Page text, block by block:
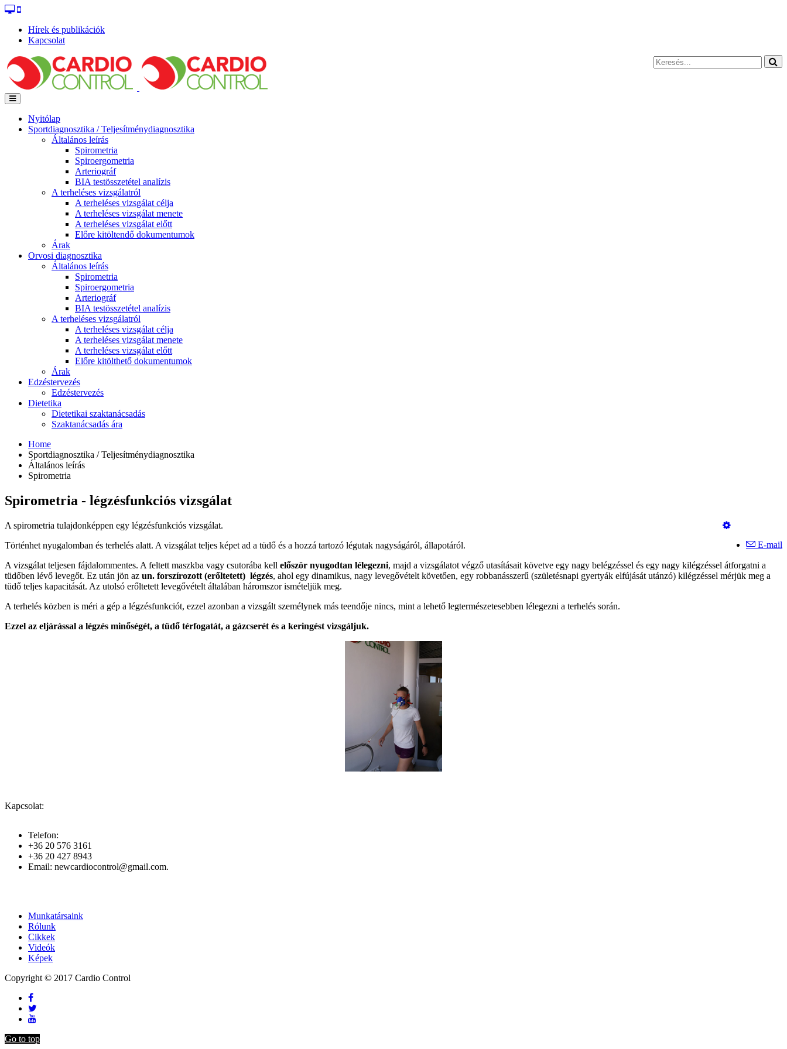
Hírek és publikációk
Kapcsolat
Nyitólap
Sportdiagnosztika / Teljesítménydiagnosztika
Általános leírás
Spirometria
Spiroergometria
Arteriográf
BIA testösszetétel analízis
A terheléses vizsgálatról
A terheléses vizsgálat célja
A terheléses vizsgálat menete
A terheléses vizsgálat előtt
Előre kitöltendő dokumentumok
Árak
Orvosi diagnosztika
Általános leírás
Spirometria
Spiroergometria
Arteriográf
BIA testösszetétel analízis
A terheléses vizsgálatról
A terheléses vizsgálat célja
A terheléses vizsgálat menete
A terheléses vizsgálat előtt
Előre kitölthető dokumentumok
Árak
Edzéstervezés
Edzéstervezés
Dietetika
Dietetikai szaktanácsadás
Szaktanácsadás ára
Home
Sportdiagnosztika / Teljesítménydiagnosztika
Általános leírás
Spirometria
Spirometria - légzésfunkciós vizsgálat
E-mail
A spirometria tulajdonképpen egy légzésfunkciós vizsgálat.
Történhet nyugalomban és terhelés alatt. A vizsgálat teljes képet ad a tüdő és a hozzá tartozó légutak nagyságáról, állapotáról.
A vizsgálat teljesen fájdalommentes. A feltett maszkba vagy csutorába kell először nyugodtan lélegezni, majd a vizsgálatot végző utasításait követve egy nagy belégzéssel és egy nagy kilégzéssel átforgatni a
tüdőben lévő levegőt. Ez után jön az un. forszírozott (erőltetett) légzés, ahol egy dinamikus, nagy levegővételt követően, egy robbanásszerű (születésnapi gyertyák elfújását utánzó) kilégzéssel mérjük meg a
tüdő teljes kapacitását. Az utolsó erőltetett levegővételt általában háromszor ismételjük meg.
A terhelés közben is méri a gép a légzésfunkciót, ezzel azonban a vizsgált személynek más teendője nincs, mint a lehető legtermészetesebben lélegezni a terhelés során.
Ezzel az eljárással a légzés minőségét, a tüdő térfogatát, a gázcserét és a keringést vizsgáljuk.
Kapcsolat:
Telefon:
+36 20 576 3161
+36 20 427 8943
Email: newcardiocontrol@gmail.com.
Munkatársaink
Rólunk
Cikkek
Videók
Képek
Copyright © 2017 Cardio Control
Go to top